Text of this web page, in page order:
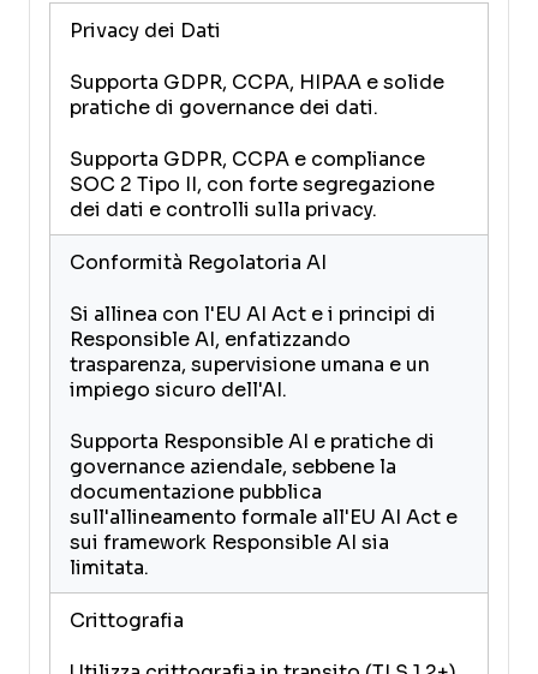
Privacy dei Dati
Supporta GDPR, CCPA, HIPAA e solide
pratiche di governance dei dati.
Supporta GDPR, CCPA e compliance
SOC 2 Tipo II, con forte segregazione
dei dati e controlli sulla privacy.
Conformità Regolatoria AI
Si allinea con l'EU AI Act e i principi di
Responsible AI, enfatizzando
trasparenza, supervisione umana e un
impiego sicuro dell'AI.
Supporta Responsible AI e pratiche di
governance aziendale, sebbene la
documentazione pubblica
sull'allineamento formale all'EU AI Act e
sui framework Responsible AI sia
limitata.
Crittografia